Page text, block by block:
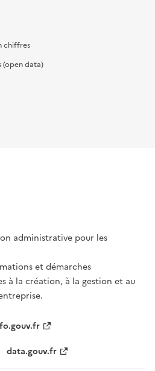
chiffres
(open data)
administrative pour les
et démarches
à la création, à la gestion et au
data.gouv.fr